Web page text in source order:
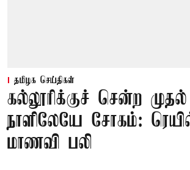
தமிழக செய்திகள்
கல்லூரிக்குச் சென்ற முதல்
நாளிலேயே சோகம்:
மாணவி பலி